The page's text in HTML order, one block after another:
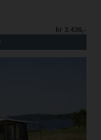
kr 3.436,-